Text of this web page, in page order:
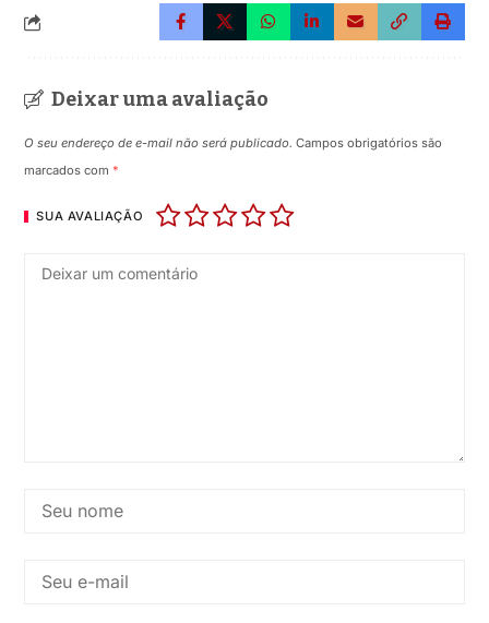
Deixar uma avaliação
O seu endereço de e-mail não será publicado. Campos obrigatórios são
marcados com*
SUA AVALIAÇÃO